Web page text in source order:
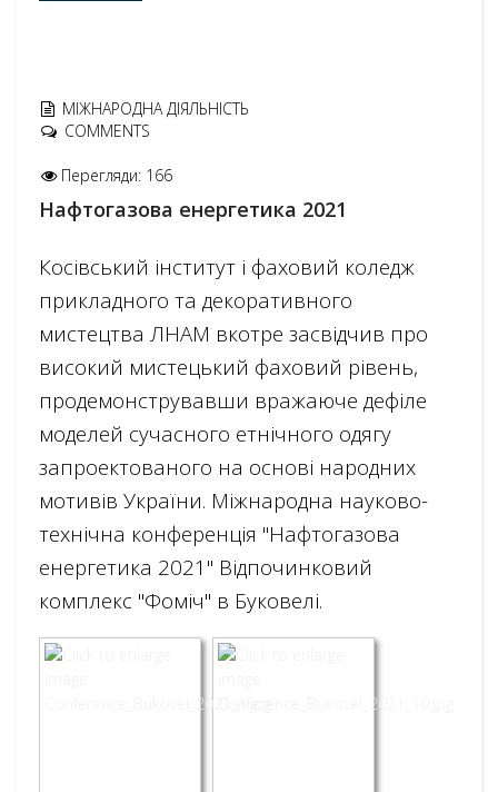
МІЖНАРОДНА ДІЯЛЬНІСТЬ
COMMENTS
Перегляди: 166
Нафтогазова енергетика 2021
Косівський інститут і фаховий коледж
прикладного та декоративного
мистецтва ЛНАМ вкотре засвідчив про
високий мистецький фаховий рівень,
продемонструвавши вражаюче дефіле
моделей сучасного етнічного одягу
запроектованого на основі народних
мотивів України. Міжнародна науково-
технічна конференція "Нафтогазова
енергетика 2021" Відпочинковий
комплекс "Фоміч" в Буковелі.